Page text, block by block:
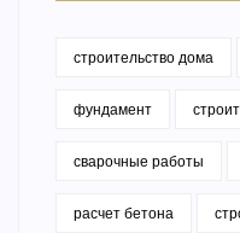
строительство дома
фундамент
сварочные работы
расчет бетона